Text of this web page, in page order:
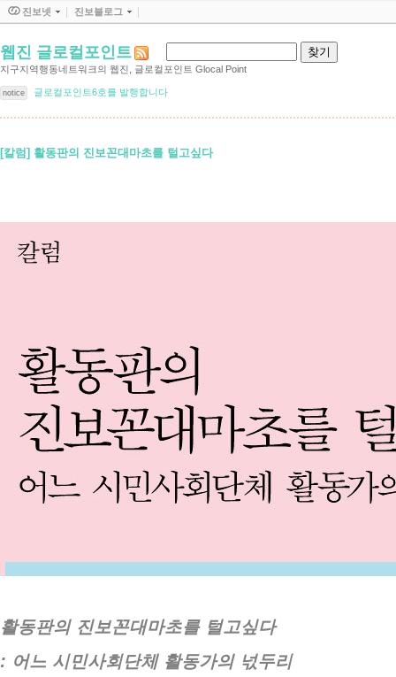
웹진 글로컬포인트
지구지역행동네트워크의 웹진, 글로컬포인트 Glocal Point
notice 글로컬포인트6호를 발행합니다
[칼럼] 활동판의 진보꼰대마초를 털고싶다
활동판의 진보꼰대마초를 털고싶다
: 어느 시민사회단체 활동가의 넋두리
진보넷 진보블로그